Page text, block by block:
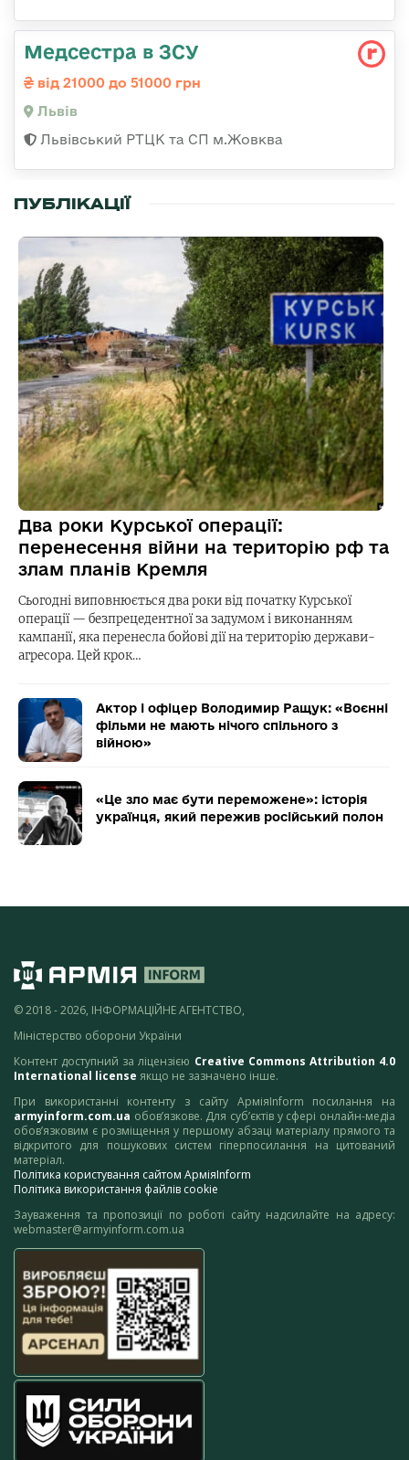
Медсестра в ЗСУ
від 21000 до 51000 грн
Львів
Львівський РТЦК та СП м.Жовква
ПУБЛІКАЦІЇ
Два роки Курської операції:
перенесення війни на територію рф та
злам планів Кремля
Сьогодні виповнюється два роки від початку Курської
операції — безпрецедентної за задумом і виконанням
кампанії, яка перенесла бойові дії на територію держави-
агресора. Цей крок…
Актор і офіцер Володимир Ращук: «Воєнні
фільми не мають нічого спільного з
війною»
«Це зло має бути переможене»: історія
українця, який пережив російський полон
© 2018 - 2026, ІНФОРМАЦІЙНЕ АГЕНТСТВО,
Міністерство оборони України
Контент доступний за ліцензією Creative Commons Attribution 4.0
International license якщо не зазначено інше.
При використанні контенту з сайту АрміяInform посилання на
armyinform.com.ua обов’язкове. Для суб’єктів у сфері онлайн-медіа
обов’язковим є розміщення у першому абзаці матеріалу прямого та
відкритого для пошукових систем гіперпосилання на цитований
матеріал.
Політика користування сайтом АрміяInform
Політика використання файлів cookie
Зауваження та пропозиції по роботі сайту надсилайте на адресу:
webmaster@armyinform.com.ua